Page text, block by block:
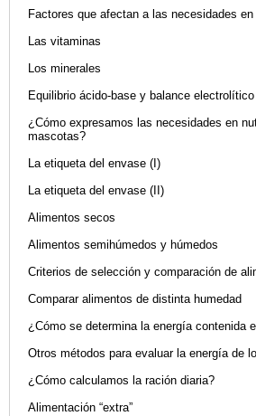
Factores que afectan a las necesidades
Las vitaminas
Los minerales
Equilibrio ácido-base y balance
¿Cómo expresamos las necesidades en
mascotas?
La etiqueta del envase (I)
La etiqueta del envase (II)
Alimentos secos
Alimentos semihúmedos y húmedos
Criterios de selección y comparación de
Comparar alimentos de distinta humedad
¿Cómo se determina la energía contenida
Otros métodos para evaluar la energía de
¿Cómo calculamos la ración diaria?
Alimentación “extra”